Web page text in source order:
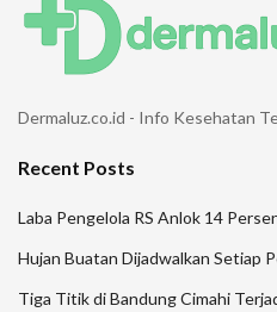
Dermaluz.co.id - Info Kesehatan
Recent Posts
Laba Pengelola RS Anlok 14
Hujan Buatan Dijadwalkan Setiap
Tiga Titik di Bandung Cimahi